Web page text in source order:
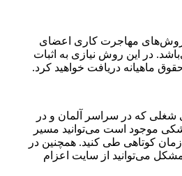
روش‌های مهاجرت کاری اعضای
در این روش نیازی به اثبات
ماهیانه دریافت خواهید کرد.
شغلی که در سراسر آلمان و در
موجود است می‌توانید مسیر
کوتاهی طی کنید. همچنین در
می‌توانید از سایت اعزام